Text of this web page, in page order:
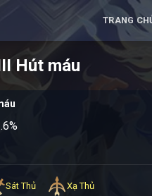
TRANG
Hút máu
Sát Thủ Xạ Thủ